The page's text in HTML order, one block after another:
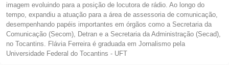
imagem evoluindo para a posição de locutora de rádio. Ao longo do
tempo, expandiu a atuação para a área de assessoria de comunicação,
desempenhando papéis importantes em órgãos como a Secretaria da
Comunicação (Secom), Detran e a Secretaria da Administração (Secad),
no Tocantins. Flávia Ferreira é graduada em Jornalismo pela
Universidade Federal do Tocantins - UFT